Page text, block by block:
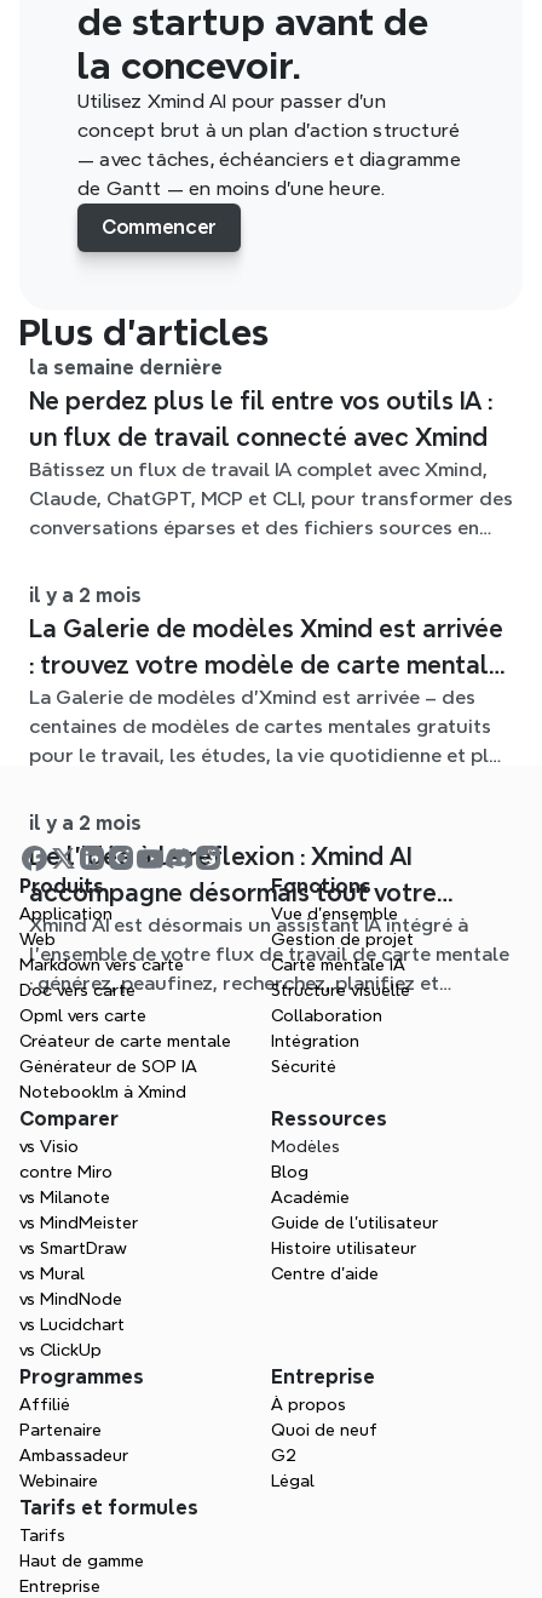
de startup avant de
la concevoir.
Utilisez Xmind AI pour passer d'un
concept brut à un plan d'action structuré
— avec tâches, échéanciers et diagramme
de Gantt — en moins d'une heure.
Commencer
Plus d’articles
la semaine dernière
Ne perdez plus le fil entre vos outils IA :
un flux de travail connecté avec Xmind
Bâtissez un flux de travail IA complet avec Xmind,
Claude, ChatGPT, MCP et CLI, pour transformer des
conversations éparses et des fichiers sources en
il y a 2 mois
La Galerie de modèles Xmind est arrivée
: trouvez votre modèle de carte mentale
pour chaque situation
La Galerie de modèles d'Xmind est arrivée – des
centaines de modèles de cartes mentales gratuits
pour le travail, les études, la vie quotidienne et plus
la page blanche.
il y a 2 mois
De l'idée à la réflexion : Xmind AI
accompagne désormais tout votre
processus de carte mentale
Xmind AI est désormais un assistant IA intégré à
l'ensemble de votre flux de travail de carte mentale
: générez, peaufinez, recherchez, planifiez et
exportez, le tout sans quitter votre Schéma.
Produits
Application
Web
Markdown vers carte
Doc vers carte
Opml vers carte
Créateur de carte mentale
Générateur de SOP IA
Notebooklm à Xmind
Fonctions
Vue d'ensemble
Gestion de projet
Carte mentale IA
Structure visuelle
Collaboration
Intégration
Sécurité
Comparer
vs Visio
contre Miro
vs Milanote
vs MindMeister
vs SmartDraw
vs Mural
vs MindNode
vs Lucidchart
vs ClickUp
Ressources
Modèles
Blog
Académie
Guide de l’utilisateur
Histoire utilisateur
Centre d'aide
Programmes
Affilié
Partenaire
Ambassadeur
Webinaire
Entreprise
À propos
Quoi de neuf
G2
Légal
Tarifs et formules
Tarifs
Haut de gamme
Entreprise